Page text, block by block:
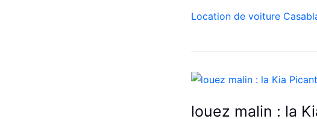
voiture
C3
à
Casablanca
Location de voiture
louez malin : la